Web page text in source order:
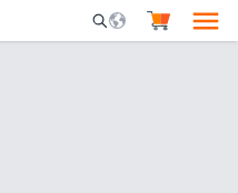
Mobile Search